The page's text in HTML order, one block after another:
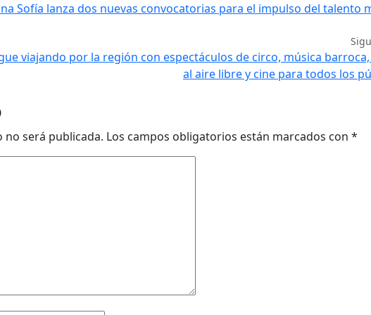
Sofía lanza dos nuevas convocatorias para el impulso del talento
viajando por la región con espectáculos de circo, música
al aire libre y cine para todos los
será publicada. Los campos obligatorios están marcados con *